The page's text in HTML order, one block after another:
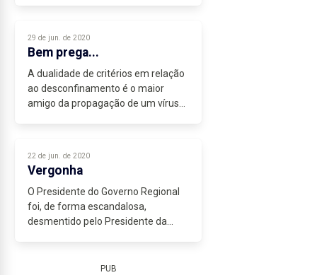
e as consequências...
29 de jun. de 2020
Bem prega...
A dualidade de critérios em relação
ao desconfinamento é o maior
amigo da propagação de um vírus
um mês de estado...
22 de jun. de 2020
Vergonha
O Presidente do Governo Regional
foi, de forma escandalosa,
desmentido pelo Presidente da
A informação passou quase
PUB